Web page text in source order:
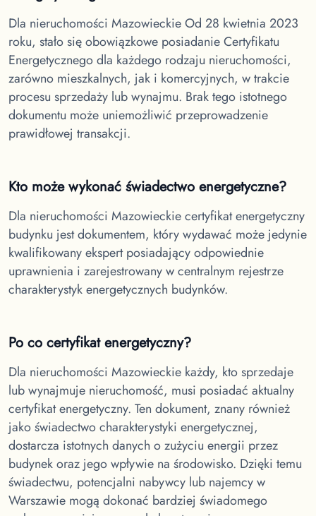
Dla nieruchomości MazowieckieOd 28 kwietnia 2023
roku, stało się obowiązkowe posiadanie Certyfikatu
Energetycznego dla każdego rodzaju nieruchomości,
zarówno mieszkalnych, jak i komercyjnych, w trakcie
procesu sprzedaży lub wynajmu. Brak tego istotnego
dokumentu może uniemożliwić przeprowadzenie
prawidłowej transakcji.
Kto może wykonać świadectwo energetyczne?
Dla nieruchomości Mazowieckiecertyfikat energetyczny
budynku jest dokumentem, który wydawać może jedynie
kwalifikowany ekspert posiadający odpowiednie
uprawnienia i zarejestrowany w centralnym rejestrze
charakterystyk energetycznych budynków.
Po co certyfikat energetyczny?
Dla nieruchomości Mazowieckie każdy, kto sprzedaje
lub wynajmuje nieruchomość, musi posiadać aktualny
certyfikat energetyczny. Ten dokument, znany również
jako świadectwo charakterystyki energetycznej,
dostarcza istotnych danych o zużyciu energii przez
budynek oraz jego wpływie na środowisko. Dzięki temu
świadectwu, potencjalni nabywcy lub najemcy w
Warszawie mogą dokonać bardziej świadomego